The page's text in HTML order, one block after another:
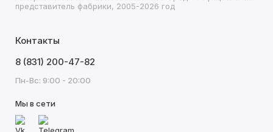
представитель фабрики, 2005-2026 год
Контакты
8 (831) 200-47-82
Пн-Вс: 9:00 - 20:00
Мы в сети